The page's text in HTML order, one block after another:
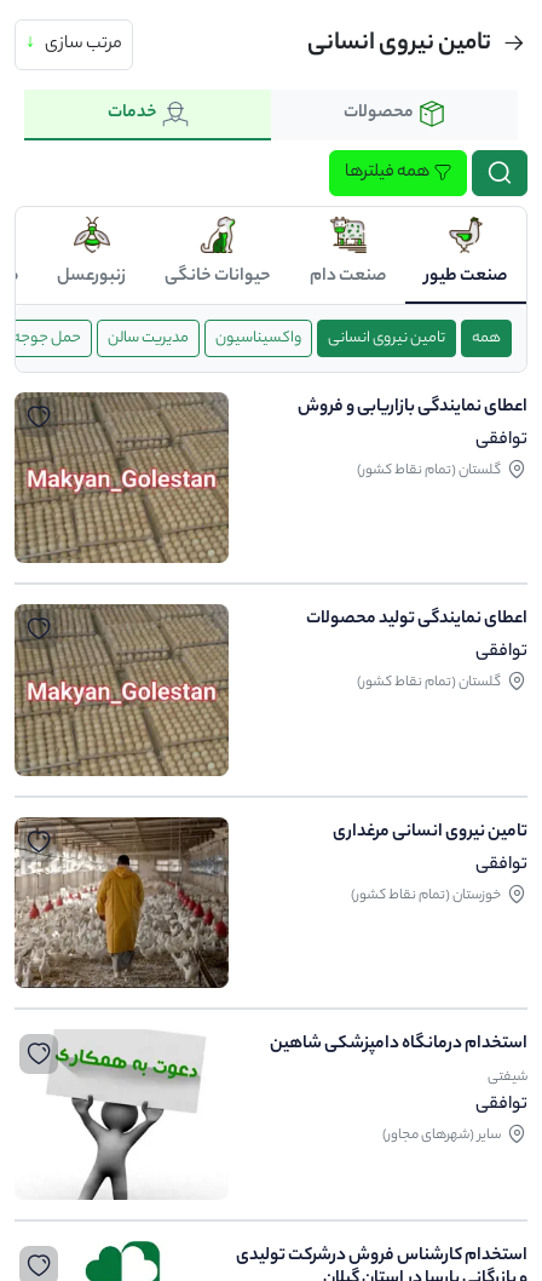
تامین نیروی انسانی مرتب سازی ↓
محصولات خدمات
همه فیلترها
صنعت طیور صنعت دام حیوانات خانگی زنبورعسل
همه تامین نیروی انسانی واکسیناسیون مدیریت سالن حمل جوجه
اعطای نمایندگی بازاریابی و فروش
توافقی
گلستان (تمام نقاط کشور)
اعطای نمایندگی تولید محصولات
توافقی
گلستان (تمام نقاط کشور)
تامین نیروی انسانی مرغداری
توافقی
خوزستان (تمام نقاط کشور)
استخدام درمانگاه دامپزشکی شاهین
شیفتی
توافقی
ساير (شهرهای مجاور)
استخدام کارشناس فروش درشرکت تولیدی